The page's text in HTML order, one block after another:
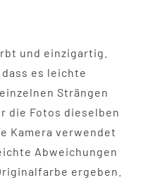
und einzigartig.
es leichte
Strängen
die Fotos dieselben
Kamera verwendet
Abweichungen
ergeben.